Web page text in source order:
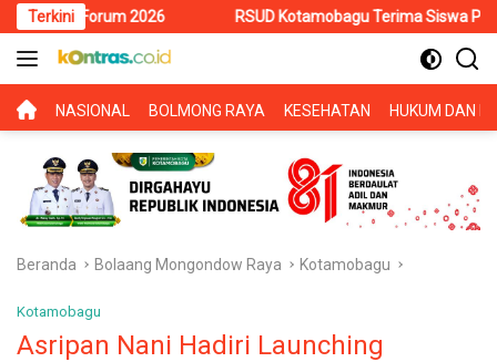
Langsung
ke
konten
Terkini
2026 RSUD Kotamobagu Terima Siswa PKL SMK
BERANDA
NASIONAL BOLMONG RAYA KESEHATAN HUKUM DAN
Beranda Bolaang Mongondow Raya Kotamobagu
Kotamobagu
Asripan Nani Hadiri Launching